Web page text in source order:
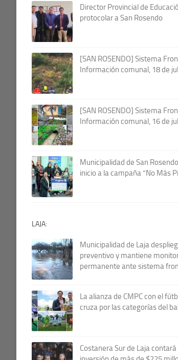
Director Provincial de
protocolar a San Rosendo
[SAN ROSENDO] Sistema
Información comunal, 18 de
[SAN ROSENDO] Sistema
Información comunal, 16 de
Municipalidad de San
inicio a la campaña “No Más
LAJA:
Municipalidad de Laja
preventivo y mantiene
permanente ante sistema
La alianza de CMPC con el
cruza por las categorías del
Costanera Sur de Laja